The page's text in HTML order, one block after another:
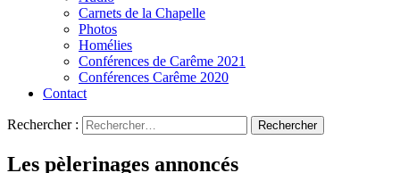
Carnets de la Chapelle
Photos
Homélies
Conférences de Carême 2021
Conférences Carême 2020
Contact
Rechercher :
Les pèlerinages annoncés